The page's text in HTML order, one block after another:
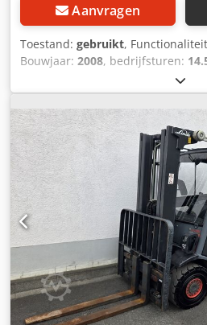
Aanvragen
Toestand: gebruikt,
Bouwjaar: 2008, bedrijfsturen:
3.300 mm
brandstoftype:diesel, masttype:
2.290 mm, vorkenbordbreedte:
1.200 mm , aandrijftype: Diesel,
Lastzwaartepunt: 500 Masttype:
gebruik en volledig functioneel
Voorbanden type: Superelastiek
Superelastiek Codpfx Asy R Hd
Uitsluitend voor dealers of export
achteruitrijverlichting,
voldoet aan de STVZO-eisen,
binnenspiegel, stoffen bekleding,
stofbescherming, dubbel pedaal